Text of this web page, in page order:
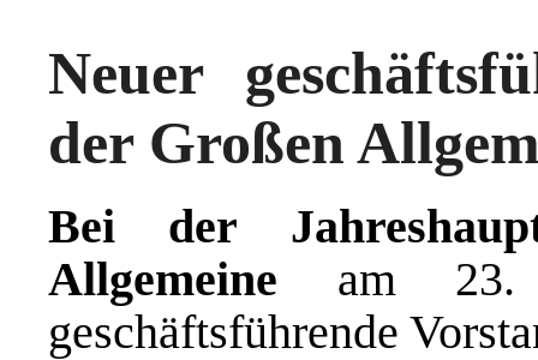
Neuer
der Großen
Bei der
Allgemeine am
geschäftsführende